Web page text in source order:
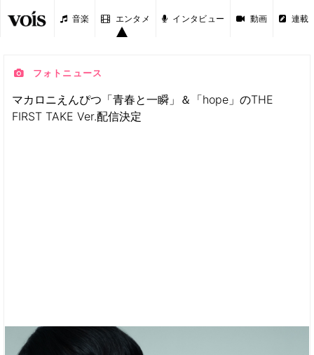
音楽 エンタメ インタビュー 動画 連載
フォトニュース
マカロニえんぴつ「青春と一瞬」＆「hope」のTHE
FIRST TAKE Ver.配信決定